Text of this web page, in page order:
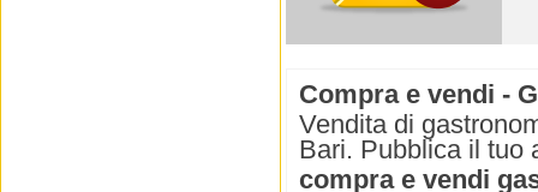
Compra e vendi -
Vendita di
Bari. Pubblica il tuo
compra e vendi